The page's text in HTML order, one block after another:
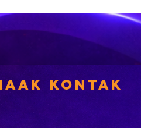
hernu
Kontak